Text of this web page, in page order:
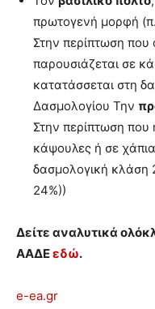
πρωτογενή μορφή
Στην περίπτωση που
παρουσιάζεται σε
κατατάσσεται στη
Δασμολογίου Την
Στην περίπτωση που
κάψουλες ή σε
δασμολογική κλάση
24%))
Δείτε αναλυτικά
ΑΑΔΕεδώ.
e-ea.gr